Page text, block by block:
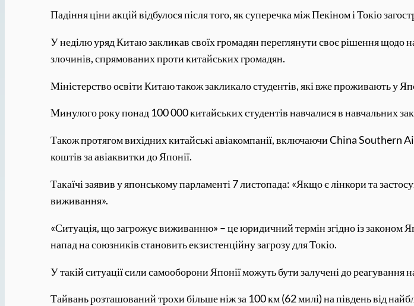
Падіння ціни акцій відбулося після того, як суперечка між Пекіном і Токіо
У неділю уряд Китаю закликав своїх громадян переглянути своє рішення щодо
злочинів, спрямованих проти китайських громадян.
Міністерство освіти Китаю також закликало студентів, які вже проживають у
Минулого року понад 100 000 китайських студентів навчалися в навчальних
Також протягом вихідних китайські авіакомпанії, включаючи China
коштів за авіаквитки до Японії.
Такаїчі заявив у японському парламенті 7 листопада: «Якщо є лінкори та
виживання».
«Ситуація, що загрожує виживанню» – це юридичний термін згідно із законом
напад на союзників становить екзистенційну загрозу для Токіо.
У такій ситуації сили самооборони Японії можуть бути залучені до реагування
Тайвань розташований трохи більше ніж за 100 км (62 милі) на південь від